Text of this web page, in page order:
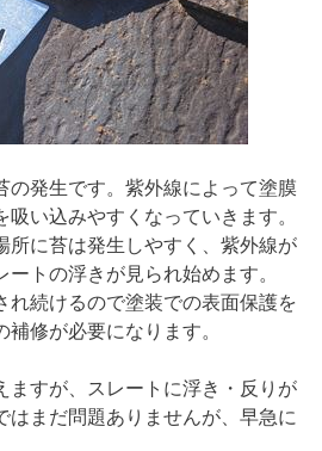
の発生です。紫外線によって塗膜
い込みやすくなっていきます。
所に苔は発生しやすく、紫外線が
トの浮きが見られ始めます。
れ続けるので塗装での表面保護を
修が必要になります。
ますが、スレートに浮き・反りが
はまだ問題ありませんが、早急に